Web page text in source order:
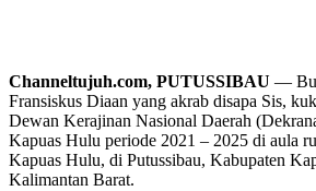
Channeltujuh.com, PUTUSSIBAU —
Fransiskus Diaan yang akrab disapa Sis,
Dewan Kerajinan Nasional Daerah
Kapuas Hulu periode 2021 – 2025 di aula
Kapuas Hulu, di Putussibau, Kabupaten
Kalimantan Barat.